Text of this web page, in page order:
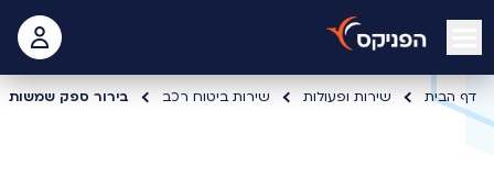
open mobile menu
דף הבית שירות ופעולות שירות ביטוח רכב בירור ספק שמשות